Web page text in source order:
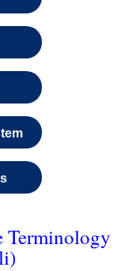
Terminology